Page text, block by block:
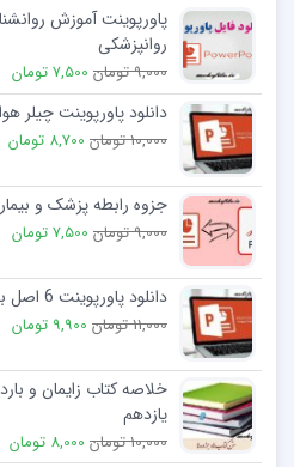
پاورپوینت آموزش
روانپزشکی
9,000 تومان 7,500 تومان
دانلود پاورپوینت چیلر
10,000 تومان 8,700 تومان
جزوه رابطه پزشک و
9,000 تومان 7,500 تومان
دانلود پاورپوینت 6 اصل بوروکراسی وبر
11,000 تومان 9,900 تومان
یازدهم
10,000 تومان 8,000 تومان